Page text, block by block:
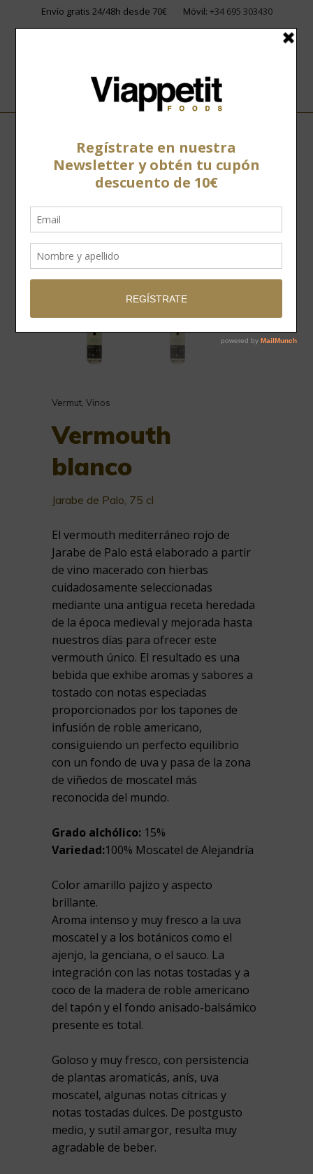
Envío gratis 24/48h desde 70€ Móvil: +34 695 303430
Vermut Vinos
Vermouth
blanco
Jarabe de Palo, 75 cl
El vermouth mediterráneo rojo de
Jarabe de Palo está elaborado a partir
de vino macerado con hierbas
cuidadosamente seleccionadas
mediante una antigua receta heredada
de la época medieval y mejorada hasta
nuestros días para ofrecer este
vermouth único. El resultado es una
bebida que exhibe aromas y sabores a
tostado con notas especiadas
proporcionados por los tapones de
infusión de roble americano,
consiguiendo un perfecto equilibrio
con un fondo de uva y pasa de la zona
de viñedos de moscatel más
reconocida del mundo.
Grado alchólico: 15%
Variedad:100% Moscatel de Alejandría
Color amarillo pajizo y aspecto
brillante.
Aroma intenso y muy fresco a la uva
moscatel y a los botánicos como el
ajenjo, la genciana, o el sauco. La
integración con las notas tostadas y a
coco de la madera de roble americano
del tapón y el fondo anisado-balsámico
presente es total.
Goloso y muy fresco, con persistencia
de plantas aromaticás, anís, uva
moscatel, algunas notas cítricas y
notas tostadas dulces. De postgusto
medio, y sutil amargor, resulta muy
agradable de beber.